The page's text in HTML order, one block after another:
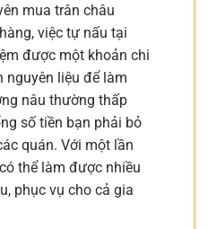
mua trân châu
việc tự nấu tại
được một khoản chi
nguyên liệu để làm
nâu thường thấp
số tiền bạn phải bỏ
quán. Với một lần
thể làm được nhiều
phục vụ cho cả gia